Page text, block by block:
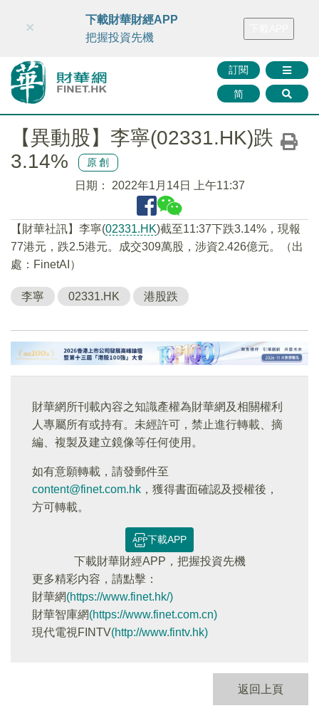
財華智庫網 FINTV FINMETA 財華證券 媒體矩陣
訂閱
简
×
下載財華財經APP
把握投資先機
【異動股】李寧(02331.HK)跌
3.14%
原創
日期： 2022年1月14日 上午11:37
【財華社訊】李寧(02331.HK)截至11:37下跌3.14%，現報
77港元，跌2.5港元。成交309萬股，涉資2.426億元。（出
處：FinetAI）
李寧 02331.HK 港股跌
財華網所刊載內容之知識產權為財華網及相關權利
人專屬所有或持有。未經許可，禁止進行轉載、摘
編、複製及建立鏡像等任何使用。
如有意願轉載，請發郵件至
content@finet.com.hk ，獲得書面確認及授權後，
方可轉載。
下載APP
下載財華財經APP，把握投資先機
更多精彩内容，請點擊：
財華網(https://www.finet.hk/)
財華智庫網(https://www.finet.com.cn)
現代電視FINTV(http://www.fintv.hk)
返回上頁